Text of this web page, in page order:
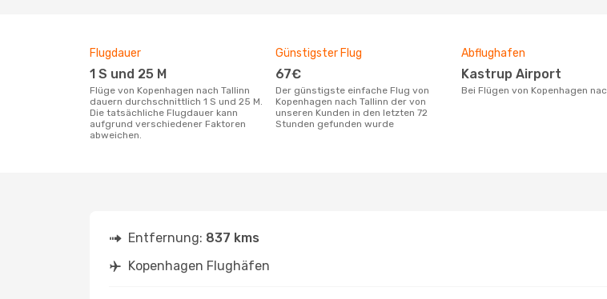
Flugdauer
1 S und 25 M
Flüge von Kopenhagen nach Tallinn
dauern durchschnittlich 1 S und 25 M.
Die tatsächliche Flugdauer kann
aufgrund verschiedener Faktoren
abweichen.
Günstigster Flug
67€
Der günstigste einfache Flug von
Kopenhagen nach Tallinn der von
unseren Kunden in den letzten 72
Stunden gefunden wurde
Abflughafen
Kastrup Airport
Bei Flügen von Kopenhagen
Entfernung: 837 kms
Kopenhagen Flughäfen